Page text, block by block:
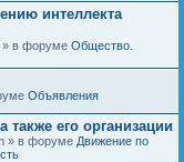
интеллекта
» в форуме Общество.
Объявления
также его организации
» в форуме Движение по